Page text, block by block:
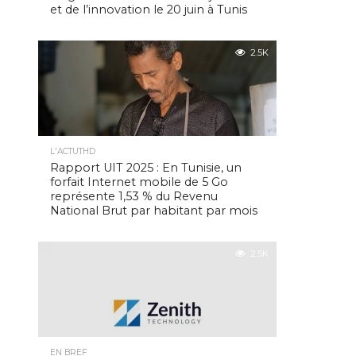
et de l’innovation le 20 juin à Tunis
2.5K
L'ACTUTHD
Rapport UIT 2025 : En Tunisie, un
forfait Internet mobile de 5 Go
représente 1,53 % du Revenu
National Brut par habitant par mois
2.5K
EN BREF